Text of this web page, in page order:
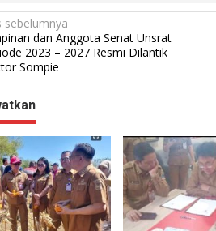
sebelumnya
dan Anggota Senat Unsrat
2023 – 2027 Resmi Dilantik
Sompie